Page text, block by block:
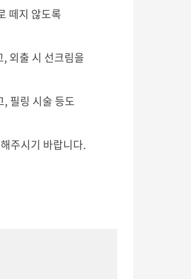
떼지 않도록
외출 시 선크림을
필링 시술 등도
주시기 바랍니다.